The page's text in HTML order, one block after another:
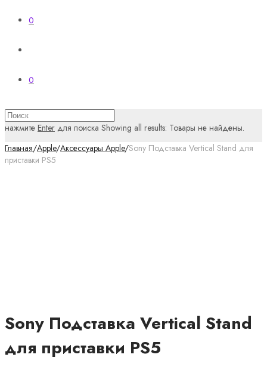
0
0
нажмите Enter для поиска Showing all results: Товары не найдены.
Главная/Apple/Аксессуары Apple/Sony Подставка Vertical Stand для
приставки PS5
Sony Подставка Vertical Stand
для приставки PS5